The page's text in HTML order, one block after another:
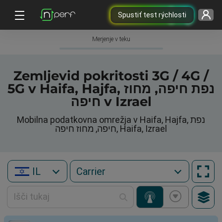
Spustiť test rýchlosti
Merjenje v teku
Zemljevid pokritosti 3G / 4G /
5G v Haifa, Hajfa, נפת חיפה, מחוז
חיפה v Izrael
Mobilna podatkovna omrežja v Haifa, Hajfa, נפת
חיפה, מחוז חיפה, Haifa, Izrael
IL